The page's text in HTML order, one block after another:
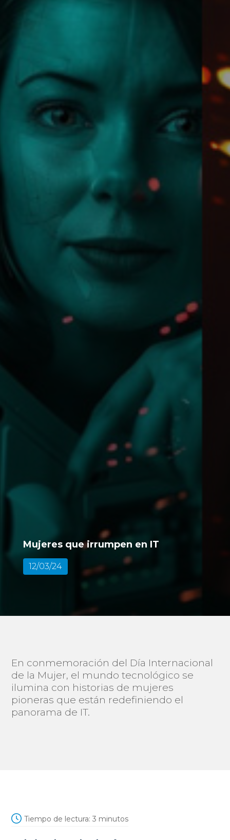
Mujeres que irrumpen en IT
12/03/24
En conmemoración del Día Internacional
de la Mujer, el mundo tecnológico se
ilumina con historias de mujeres
pioneras que están redefiniendo el
panorama de IT.
Tiempo de lectura: 3 minutos